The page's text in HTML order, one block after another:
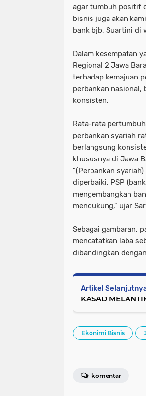
agar tumbuh positif
bisnis juga akan
bank bjb, Suartini di
Dalam kesempatan
Regional 2 Jawa
terhadap kemajuan
perbankan nasional,
konsisten.
Rata-rata
perbankan syariah
berlangsung
khususnya di Jawa
"(Perbankan
diperbaiki. PSP
mengembangkan
mendukung," ujar
Sebagai gambaran,
mencatatkan laba
dibandingkan
Artikel
KASAD
Ekonimi Bisnis
komentar